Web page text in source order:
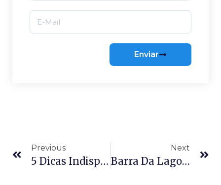
Enviar
Previous
5 Dicas Indispensáveis Para Aprender A Surfar
Next
Barra Da Lagoa Ou Lagoa Da Conceição: Onde Se Hospedar Em Florianópolis?